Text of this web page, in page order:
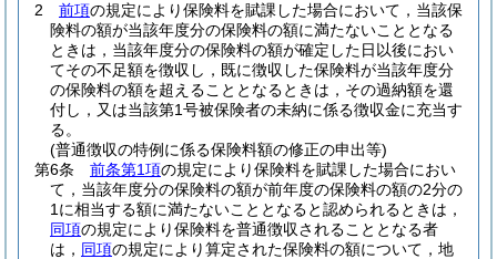
2
前項の規定により保険料を賦課した場合において，当該保
険料の額が当該年度分の保険料の額に満たないこととなる
ときは，当該年度分の保険料の額が確定した日以後におい
てその不足額を徴収し，既に徴収した保険料が当該年度分
の保険料の額を超えることとなるときは，その過納額を還
付し，又は当該第1号被保険者の未納に係る徴収金に充当す
る。
(普通徴収の特例に係る保険料額の修正の申出等)
第6条
前条第1項の規定により保険料を賦課した場合におい
て，当該年度分の保険料の額が前年度の保険料の額の2分の
1に相当する額に満たないこととなると認められるときは，
同項の規定により保険料を普通徴収されることとなる者
は， 同項の規定により算定された保険料の額について，地